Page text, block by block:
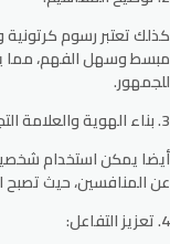
كذلك تعتبر رسوم
مبسط وسهل الفهم، مما
للجمهور.
3. بناء الهوية والعلامة التجارية:
أيضا يمكن استخدام
عن المنافسين، حيث تصبح
4. تعزيز التفاعل: